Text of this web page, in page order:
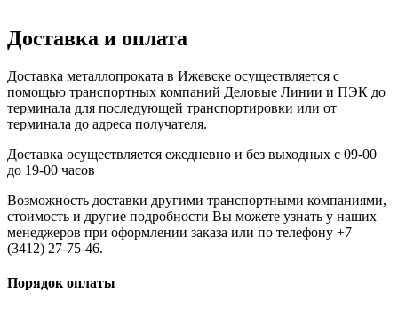
Доставка и оплата
Доставка металлопроката в Ижевске осуществляется с
помощью транспортных компаний Деловые Линии и ПЭК до
терминала для последующей транспортировки или от
терминала до адреса получателя.
Доставка осуществляется ежедневно и без выходных с 09-00
до 19-00 часов
Возможность доставки другими транспортными компаниями,
стоимость и другие подробности Вы можете узнать у наших
менеджеров при оформлении заказа или по телефону +7
(3412) 27-75-46.
Порядок оплаты